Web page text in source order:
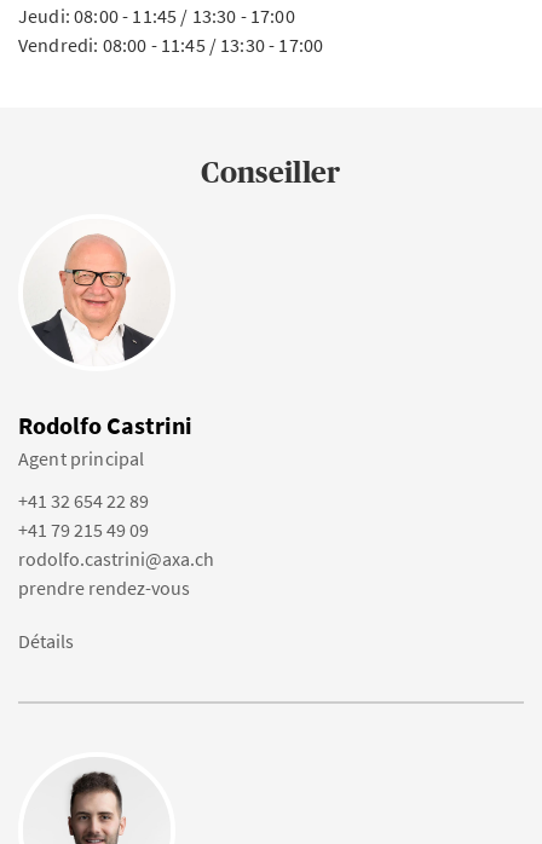
Jeudi: 08:00 - 11:45 / 13:30 - 17:00
Vendredi: 08:00 - 11:45 / 13:30 - 17:00
Conseiller
Rodolfo Castrini
Agent principal
+41 32 654 22 89
+41 79 215 49 09
rodolfo.castrini@axa.ch
prendre rendez-vous
Détails